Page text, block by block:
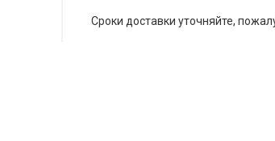
Сроки доставки уточняйте,